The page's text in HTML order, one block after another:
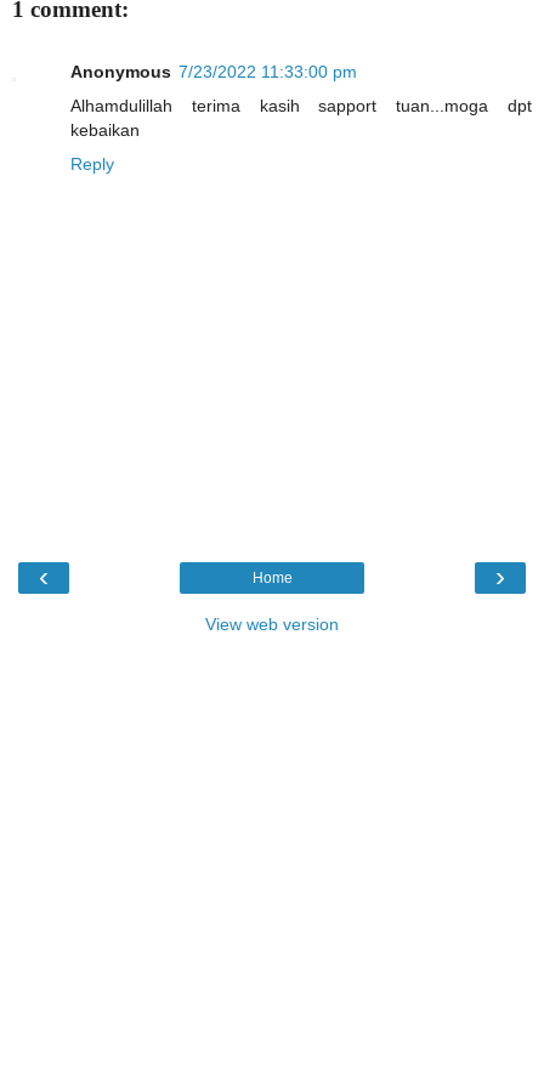
1 comment:
Anonymous 7/23/2022 11:33:00 pm
Alhamdulillah terima kasih sapport tuan...moga dpt
kebaikan
Reply
‹ ›
Home
View web version